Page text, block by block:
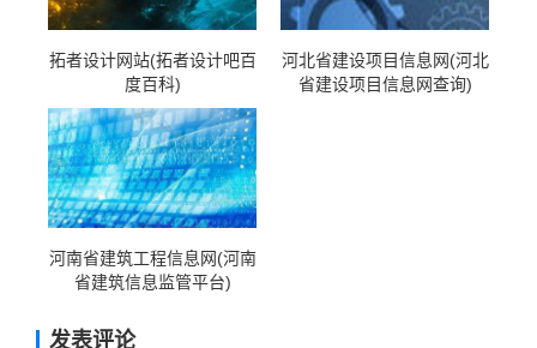
拓者设计网站(拓者设计吧百
度百科)
河北省建设项目信息网(河北
省建设项目信息网查询)
河南省建筑工程信息网(河南
省建筑信息监管平台)
发表评论